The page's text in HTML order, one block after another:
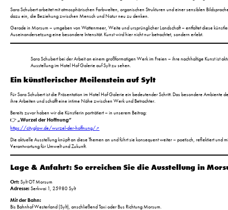
Sara Schubert arbeitet mit atmosphärischen Farbwelten, organischen Strukturen und einer sensiblen
dazu ein, die Beziehung zwischen Mensch und Natur neu zu denken.
Gerade in Morsum – umgeben von Wattenmeer, Weite und ursprünglicher Landschaft – entfaltet diese
Auseinandersetzung eine besondere Intensität. Kunst wird hier nicht nur betrachtet, sondern erlebt.
Sara Schubert bei der Arbeit an einem großformatigen Werk im Freien – ihre nachhaltige Kunst ist
Ausstellung im Hotel Hof Galerie auf Sylt zu sehen.
Ein künstlerischer Meilenstein auf Sylt
Für Sara Schubert ist die Präsentation im Hotel Hof Galerie ein bedeutender Schritt. Das besondere Ambiente
ihre Arbeiten und schafft eine intime Nähe zwischen Werk und Betrachter.
Bereits zuvor haben wir die Künstlerin porträtiert – in unserem Beitrag:
👉 „Wurzel der Hoffnung“
https://cityglow.de/wurzel-der-hoffnung/
Die aktuelle Ausstellung knüpft an diese Themen an und führt sie konsequent weiter – poetisch, reflektiert und
Verantwortung für Umwelt und Zukunft.
Lage & Anfahrt: So erreichen Sie die Ausstellung in
Ort:Sylt OT Morsum
Adresse:Serkwai 1, 25980 Sylt
Mit der Bahn:
Bis Bahnhof Westerland (Sylt), anschließend Taxi oder Bus Richtung Morsum.